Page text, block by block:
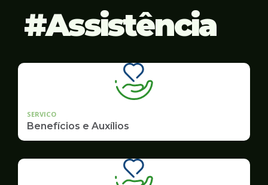
Assistência
SERVICO
Benefícios e Auxílios